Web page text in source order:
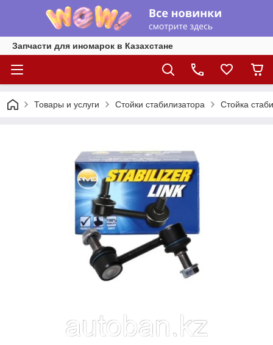
Запчасти для иномарок в Казахстане
Товары и услуги Стойки стабилизатора Стойка